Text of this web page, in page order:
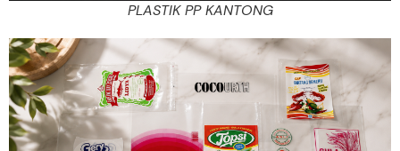
PLASTIK PP KANTONG